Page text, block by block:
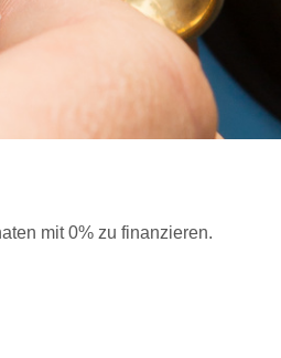
mit 0% zu finanzieren.